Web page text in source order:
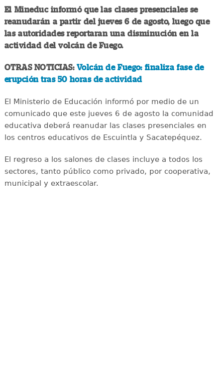
El Mineduc informó que las clases presenciales se
reanudarán a partir del jueves 6 de agosto, luego que
las autoridades reportaran una disminución en la
actividad del volcán de Fuego.
OTRAS NOTICIAS: Volcán de Fuego: finaliza fase de
erupción tras 50 horas de actividad
El Ministerio de Educación informó por medio de un
comunicado que este jueves 6 de agosto la comunidad
educativa deberá reanudar las clases presenciales en
los centros educativos de Escuintla y Sacatepéquez.
El regreso a los salones de clases incluye a todos los
sectores, tanto público como privado, por cooperativa,
municipal y extraescolar.